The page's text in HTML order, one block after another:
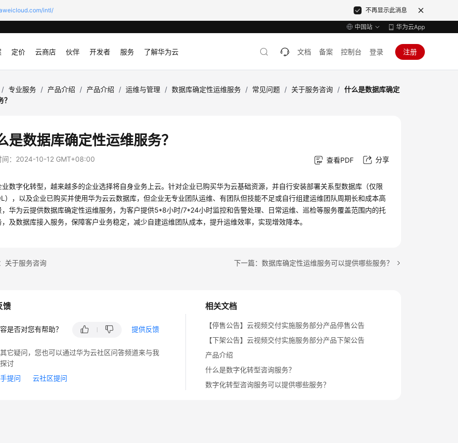
intl/ 不再显示此消息
中国站 华为云App
定价 云商店 伙伴 开发者 服务 了解华为云 文档 备案 控制台 登录 注册
/ 专业服务 / 产品介绍 / 产品介绍 / 运维与管理 / 数据库确定性运维服务 / 常见问题 / 关于服务咨询 / 什么是数据库确定
是数据库确定性运维服务？
： 2024-10-12 GMT+08:00 查看PDF 分享
业数字化转型，越来越多的企业选择将自身业务上云。针对企业已购买华为云基础资源，并自行安装部署关系型数据库（仅限
），以及企业已购买并使用华为云云数据库，但企业无专业团队运维、有团队但技能不足或自行组建运维团队周期长和成本高
，华为云提供数据库确定性运维服务，为客户提供5*8小时/7*24小时监控和告警处理、日常运维、巡检等服务覆盖范围内的托
，及数据库接入服务，保障客户业务稳定，减少自建运维团队成本，提升运维效率，实现增效降本。
关于服务咨询 下一篇：数据库确定性运维服务可以提供哪些服务？
相关文档
【停售公告】云视频交付实施服务部分产品停售公告
【下架公告】云视频交付实施服务部分产品下架公告
产品介绍
什么是数字化转型咨询服务？
数字化转型咨询服务可以提供哪些服务？
馈
是否对您有帮助？ 提供反馈
它疑问，您也可以通过华为云社区问答频道来与我
讨
提问
云社区提问